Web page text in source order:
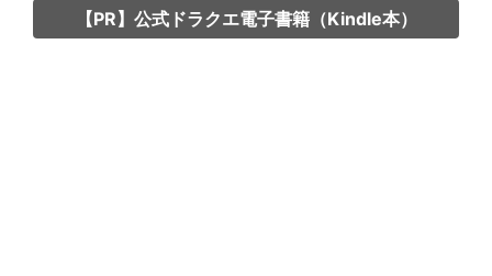
【PR】公式ドラクエ電子書籍（Kindle本）